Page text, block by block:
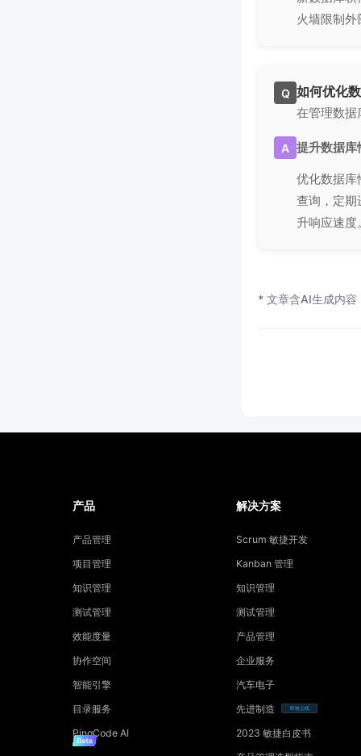
火墙限制
Q 如何优化
在管理数据
A 提升数据库
优化数据库
查询，定期
升响应速
* 文章含AI生成内容
产品
产品管理
项目管理
知识管理
测试管理
效能度量
协作空间
智能引擎
目录服务
PingCode AI
解决方案
Scrum 敏捷开发
Kanban 管理
知识管理
测试管理
产品管理
企业服务
汽车电子
先进制造
即将上线
2023 敏捷白皮书